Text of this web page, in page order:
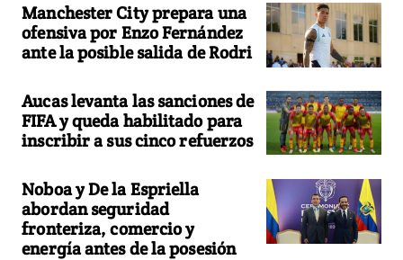
Manchester City prepara una
ofensiva por Enzo Fernández
ante la posible salida de Rodri
Aucas levanta las sanciones de
FIFA y queda habilitado para
inscribir a sus cinco refuerzos
Noboa y De la Espriella
abordan seguridad
fronteriza, comercio y
energía antes de la posesión